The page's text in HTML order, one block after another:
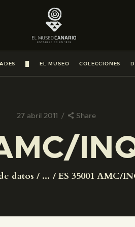
EL MUSEO COLECCIONES
27 abril 2011 Share
datos ... ES 35001 AMC/
LA VISITA